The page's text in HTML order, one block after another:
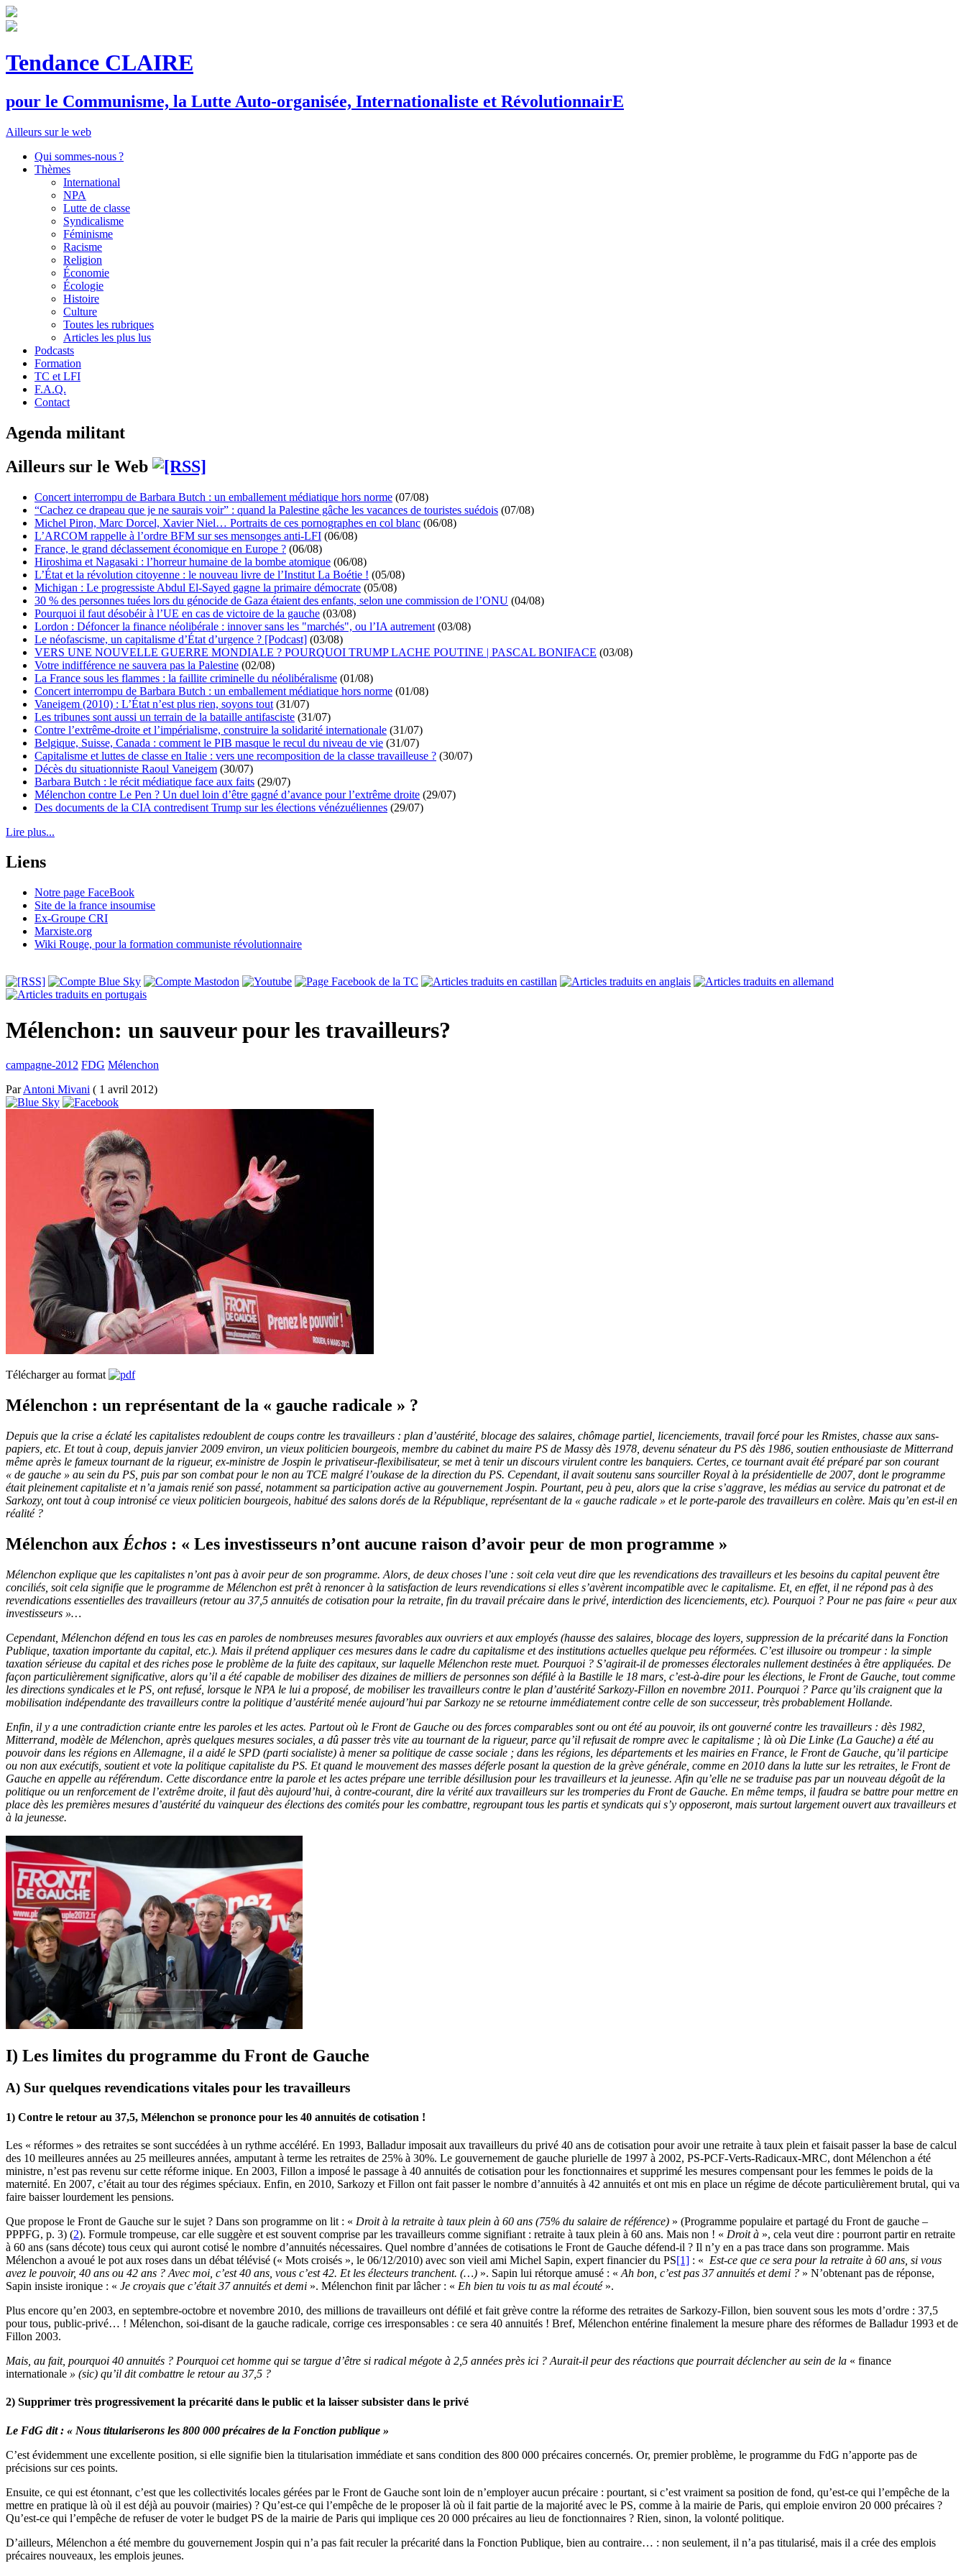
Tendance CLAIRE
pour le Communisme, la Lutte Auto-organisée, Internationaliste et RévolutionnairE
Ailleurs sur le web
Qui sommes-nous ?
Thèmes
International
NPA
Lutte de classe
Syndicalisme
Féminisme
Racisme
Religion
Économie
Écologie
Histoire
Culture
Toutes les rubriques
Articles les plus lus
Podcasts
Formation
TC et LFI
F.A.Q.
Contact
Agenda militant
Ailleurs sur le Web
Concert interrompu de Barbara Butch : un emballement médiatique hors norme (07/08)
“Cachez ce drapeau que je ne saurais voir” : quand la Palestine gâche les vacances de touristes suédois (07/08)
Michel Piron, Marc Dorcel, Xavier Niel… Portraits de ces pornographes en col blanc (06/08)
L’ARCOM rappelle à l’ordre BFM sur ses mensonges anti-LFI (06/08)
France, le grand déclassement économique en Europe ? (06/08)
Hiroshima et Nagasaki : l’horreur humaine de la bombe atomique (06/08)
L’État et la révolution citoyenne : le nouveau livre de l’Institut La Boétie ! (05/08)
Michigan : Le progressiste Abdul El-Sayed gagne la primaire démocrate (05/08)
30 % des personnes tuées lors du génocide de Gaza étaient des enfants, selon une commission de l’ONU (04/08)
Pourquoi il faut désobéir à l’UE en cas de victoire de la gauche (03/08)
Lordon : Défoncer la finance néolibérale : innover sans les "marchés", ou l’IA autrement (03/08)
Le néofascisme, un capitalisme d’État d’urgence ? [Podcast] (03/08)
VERS UNE NOUVELLE GUERRE MONDIALE ? POURQUOI TRUMP LACHE POUTINE | PASCAL BONIFACE (03/08)
Votre indifférence ne sauvera pas la Palestine (02/08)
La France sous les flammes : la faillite criminelle du néolibéralisme (01/08)
Concert interrompu de Barbara Butch : un emballement médiatique hors norme (01/08)
Vaneigem (2010) : L’État n’est plus rien, soyons tout (31/07)
Les tribunes sont aussi un terrain de la bataille antifasciste (31/07)
Contre l’extrême-droite et l’impérialisme, construire la solidarité internationale (31/07)
Belgique, Suisse, Canada : comment le PIB masque le recul du niveau de vie (31/07)
Capitalisme et luttes de classe en Italie : vers une recomposition de la classe travailleuse ? (30/07)
Décès du situationniste Raoul Vaneigem (30/07)
Barbara Butch : le récit médiatique face aux faits (29/07)
Mélenchon contre Le Pen ? Un duel loin d’être gagné d’avance pour l’extrême droite (29/07)
Des documents de la CIA contredisent Trump sur les élections vénézuéliennes (29/07)
Lire plus...
Liens
Notre page FaceBook
Site de la france insoumise
Ex-Groupe CRI
Marxiste.org
Wiki Rouge, pour la formation communiste révolutionnaire
Mélenchon: un sauveur pour les travailleurs?
campagne-2012 FDG Mélenchon
ParAntoni Mivani ( 1 avril 2012)
Télécharger au format
Mélenchon : un représentant de la « gauche radicale » ?
Depuis que la crise a éclaté les capitalistes redoublent de coups contre les travailleurs : plan d’austérité, blocage des salaires, chômage partiel, licenciements, travail forcé pour les Rmistes, chasse aux sans-
papiers, etc. Et tout à coup, depuis janvier 2009 environ, un vieux politicien bourgeois, membre du cabinet du maire PS de Massy dès 1978, devenu sénateur du PS dès 1986, soutien enthousiaste de Mitterrand
même après le fameux tournant de la rigueur, ex-ministre de Jospin le privatiseur-flexibilisateur, se met à tenir un discours virulent contre les banquiers. Certes, ce tournant avait été préparé par son courant
« de gauche » au sein du PS, puis par son combat pour le non au TCE malgré l’oukase de la direction du PS. Cependant, il avait soutenu sans sourciller Royal à la présidentielle de 2007, dont le programme
était pleinement capitaliste et n’a jamais renié son passé, notamment sa participation active au gouvernement Jospin. Pourtant, peu à peu, alors que la crise s’aggrave, les médias au service du patronat et de
Sarkozy, ont tout à coup intronisé ce vieux politicien bourgeois, habitué des salons dorés de la République, représentant de la « gauche radicale » et le porte-parole des travailleurs en colère. Mais qu’en est-il en
réalité ?
Mélenchon aux Échos : « Les investisseurs n’ont aucune raison d’avoir peur de mon programme »
Mélenchon explique que les capitalistes n’ont pas à avoir peur de son programme. Alors, de deux choses l’une : soit cela veut dire que les revendications des travailleurs et les besoins du capital peuvent être
conciliés, soit cela signifie que le programme de Mélenchon est prêt à renoncer à la satisfaction de leurs revendications si elles s’avèrent incompatible avec le capitalisme. Et, en effet, il ne répond pas à des
revendications essentielles des travailleurs (retour au 37,5 annuités de cotisation pour la retraite, fin du travail précaire dans le privé, interdiction des licenciements, etc). Pourquoi ? Pour ne pas faire « peur aux
investisseurs »…
Cependant, Mélenchon défend en tous les cas en paroles de nombreuses mesures favorables aux ouvriers et aux employés (hausse des salaires, blocage des loyers, suppression de la précarité dans la Fonction
Publique, taxation importante du capital, etc.). Mais il prétend appliquer ces mesures dans le cadre du capitalisme et des institutions actuelles quelque peu réformées. C’est illusoire ou trompeur : la simple
taxation sérieuse du capital et des riches pose le problème de la fuite des capitaux, sur laquelle Mélenchon reste muet. Pourquoi ? S’agirait-il de promesses électorales nullement destinées à être appliquées. De
façon particulièrement significative, alors qu’il a été capable de mobiliser des dizaines de milliers de personnes son défilé à la Bastille le 18 mars, c’est-à-dire pour les élections, le Front de Gauche, tout comme
les directions syndicales et le PS, ont refusé, lorsque le NPA le lui a proposé, de mobiliser les travailleurs contre le plan d’austérité Sarkozy-Fillon en novembre 2011. Pourquoi ? Parce qu’ils craignent que la
mobilisation indépendante des travailleurs contre la politique d’austérité menée aujourd’hui par Sarkozy ne se retourne immédiatement contre celle de son successeur, très probablement Hollande.
Enfin, il y a une contradiction criante entre les paroles et les actes. Partout où le Front de Gauche ou des forces comparables sont ou ont été au pouvoir, ils ont gouverné contre les travailleurs : dès 1982,
Mitterrand, modèle de Mélenchon, après quelques mesures sociales, a dû passer très vite au tournant de la rigueur, parce qu’il refusait de rompre avec le capitalisme ; là où Die Linke (La Gauche) a été au
pouvoir dans les régions en Allemagne, il a aidé le SPD (parti socialiste) à mener sa politique de casse sociale ; dans les régions, les départements et les mairies en France, le Front de Gauche, qu’il participe
ou non aux exécutifs, soutient et vote la politique capitaliste du PS. Et quand le mouvement des masses déferle posant la question de la grève générale, comme en 2010 dans la lutte sur les retraites, le Front de
Gauche en appelle au référendum. Cette discordance entre la parole et les actes prépare une terrible désillusion pour les travailleurs et la jeunesse. Afin qu’elle ne se traduise pas par un nouveau dégoût de la
politique ou un renforcement de l’extrême droite, il faut dès aujourd’hui, à contre-courant, dire la vérité aux travailleurs sur les tromperies du Front de Gauche. En même temps, il faudra se battre pour mettre en
place dès les premières mesures d’austérité du vainqueur des élections des comités pour les combattre, regroupant tous les partis et syndicats qui s’y opposeront, mais surtout largement ouvert aux travailleurs et
à la jeunesse.
I) Les limites du programme du Front de Gauche
A) Sur quelques revendications vitales pour les travailleurs
1) Contre le retour au 37,5, Mélenchon se prononce pour les 40 annuités de cotisation !
Les « réformes » des retraites se sont succédées à un rythme accéléré. En 1993, Balladur imposait aux travailleurs du privé 40 ans de cotisation pour avoir une retraite à taux plein et faisait passer la base de calcul
des 10 meilleures années au 25 meilleures années, amputant à terme les retraites de 25% à 30%. Le gouvernement de gauche plurielle de 1997 à 2002, PS-PCF-Verts-Radicaux-MRC, dont Mélenchon a été
ministre, n’est pas revenu sur cette réforme inique. En 2003, Fillon a imposé le passage à 40 annuités de cotisation pour les fonctionnaires et supprimé les mesures compensant pour les femmes le poids de la
maternité. En 2007, c’était au tour des régimes spéciaux. Enfin, en 2010, Sarkozy et Fillon ont fait passer le nombre d’annuités à 42 annuités et ont mis en place un régime de décote particulièrement brutal, qui va
faire baisser lourdement les pensions.
Que propose le Front de Gauche sur le sujet ? Dans son programme on lit : « Droit à la retraite à taux plein à 60 ans (75% du salaire de référence) » (Programme populaire et partagé du Front de gauche –
PPPFG, p. 3) (2). Formule trompeuse, car elle suggère et est souvent comprise par les travailleurs comme signifiant : retraite à taux plein à 60 ans. Mais non ! « Droit à », cela veut dire : pourront partir en retraite
à 60 ans (sans décote) tous ceux qui auront cotisé le nombre d’annuités nécessaires. Quel nombre d’années de cotisations le Front de Gauche défend-il ? Il n’y en a pas trace dans son programme. Mais
Mélenchon a avoué le pot aux roses dans un débat télévisé (« Mots croisés », le 06/12/2010) avec son vieil ami Michel Sapin, expert financier du PS[1] : « Est-ce que ce sera pour la retraite à 60 ans, si vous
avez le pouvoir, 40 ans ou 42 ans ? Avec moi, c’est 40 ans, vous c’est 42. Et les électeurs tranchent. (…) ». Sapin lui rétorque amusé : « Ah bon, c’est pas 37 annuités et demi ? » N’obtenant pas de réponse,
Sapin insiste ironique : « Je croyais que c’était 37 annuités et demi ». Mélenchon finit par lâcher : « Eh bien tu vois tu as mal écouté ».
Plus encore qu’en 2003, en septembre-octobre et novembre 2010, des millions de travailleurs ont défilé et fait grève contre la réforme des retraites de Sarkozy-Fillon, bien souvent sous les mots d’ordre : 37,5
pour tous, public-privé… ! Mélenchon, soi-disant de la gauche radicale, corrige ces irresponsables : ce sera 40 annuités ! Bref, Mélenchon entérine finalement la mesure phare des réformes de Balladur 1993 et de
Fillon 2003.
Mais, au fait, pourquoi 40 annuités ? Pourquoi cet homme qui se targue d’être si radical mégote à 2,5 années près ici ? Aurait-il peur des réactions que pourrait déclencher au sein de la « finance
internationale » (sic) qu’il dit combattre le retour au 37,5 ?
2) Supprimer très progressivement la précarité dans le public et la laisser subsister dans le privé
Le FdG dit : « Nous titulariserons les 800 000 précaires de la Fonction publique »
C’est évidemment une excellente position, si elle signifie bien la titularisation immédiate et sans condition des 800 000 précaires concernés. Or, premier problème, le programme du FdG n’apporte pas de
précisions sur ces points.
Ensuite, ce qui est étonnant, c’est que les collectivités locales gérées par le Front de Gauche sont loin de n’employer aucun précaire : pourtant, si c’est vraiment sa position de fond, qu’est-ce qui l’empêche de la
mettre en pratique là où il est déjà au pouvoir (mairies) ? Qu’est-ce qui l’empêche de le proposer là où il fait partie de la majorité avec le PS, comme à la mairie de Paris, qui emploie environ 20 000 précaires ?
Qu’est-ce qui l’empêche de refuser de voter le budget PS de la mairie de Paris qui implique ces 20 000 précaires au lieu de fonctionnaires ? Rien, sinon, la volonté politique.
D’ailleurs, Mélenchon a été membre du gouvernement Jospin qui n’a pas fait reculer la précarité dans la Fonction Publique, bien au contraire… : non seulement, il n’a pas titularisé, mais il a crée des emplois
précaires nouveaux, les emplois jeunes.